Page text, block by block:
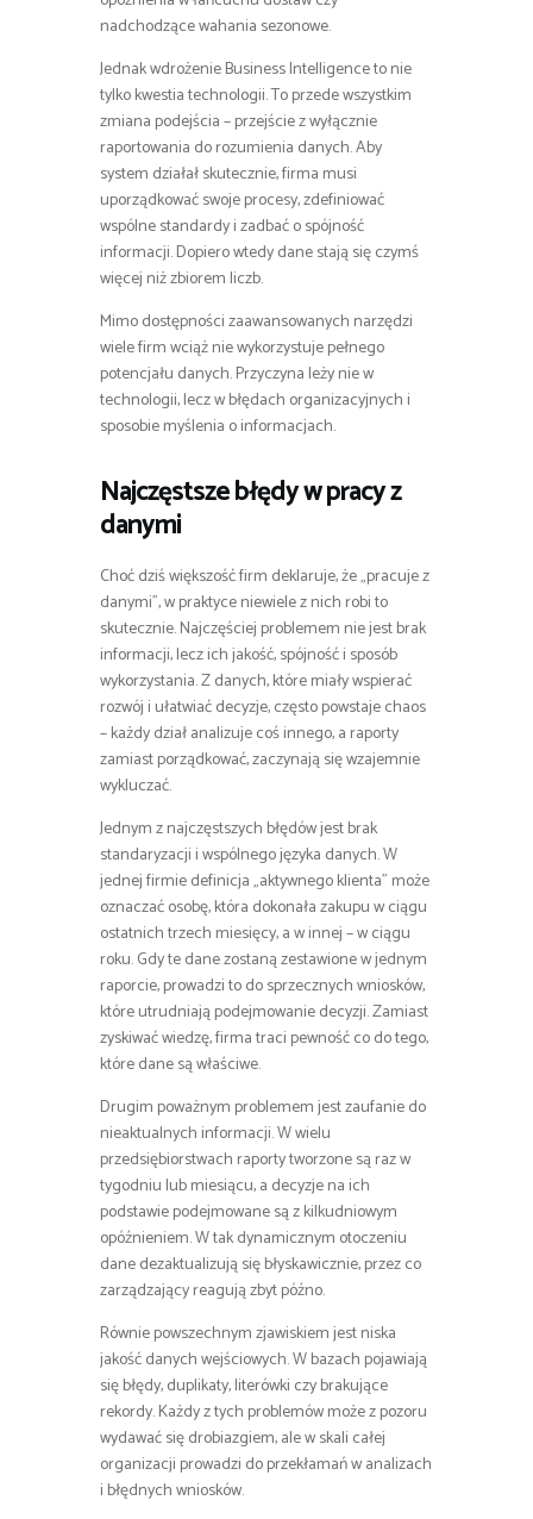
nadchodzące wahania sezonowe.
Jednak wdrożenie Business Intelligence to nie
tylko kwestia technologii. To przede wszystkim
zmiana podejścia – przejście z wyłącznie
raportowania do rozumienia danych. Aby
system działał skutecznie, firma musi
uporządkować swoje procesy, zdefiniować
wspólne standardy i zadbać o spójność
informacji. Dopiero wtedy dane stają się czymś
więcej niż zbiorem liczb.
Mimo dostępności zaawansowanych narzędzi
wiele firm wciąż nie wykorzystuje pełnego
potencjału danych. Przyczyna leży nie w
technologii, lecz w błędach organizacyjnych i
sposobie myślenia o informacjach.
Najczęstsze błędy w pracy z
danymi
Choć dziś większość firm deklaruje, że „pracuje z
danymi”, w praktyce niewiele z nich robi to
skutecznie. Najczęściej problemem nie jest brak
informacji, lecz ich jakość, spójność i sposób
wykorzystania. Z danych, które miały wspierać
rozwój i ułatwiać decyzje, często powstaje chaos
– każdy dział analizuje coś innego, a raporty
zamiast porządkować, zaczynają się wzajemnie
wykluczać.
Jednym z najczęstszych błędów jest brak
standaryzacji i wspólnego języka danych. W
jednej firmie definicja „aktywnego klienta” może
oznaczać osobę, która dokonała zakupu w ciągu
ostatnich trzech miesięcy, a w innej – w ciągu
roku. Gdy te dane zostaną zestawione w jednym
raporcie, prowadzi to do sprzecznych wniosków,
które utrudniają podejmowanie decyzji. Zamiast
zyskiwać wiedzę, firma traci pewność co do tego,
które dane są właściwe.
Drugim poważnym problemem jest zaufanie do
nieaktualnych informacji. W wielu
przedsiębiorstwach raporty tworzone są raz w
tygodniu lub miesiącu, a decyzje na ich
podstawie podejmowane są z kilkudniowym
opóźnieniem. W tak dynamicznym otoczeniu
dane dezaktualizują się błyskawicznie, przez co
zarządzający reagują zbyt późno.
Równie powszechnym zjawiskiem jest niska
jakość danych wejściowych. W bazach pojawiają
się błędy, duplikaty, literówki czy brakujące
rekordy. Każdy z tych problemów może z pozoru
wydawać się drobiazgiem, ale w skali całej
organizacji prowadzi do przekłamań w analizach
i błędnych wniosków.